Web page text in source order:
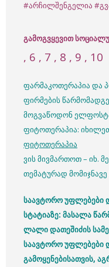
#არჩილშენგელია
გამოგვყევით
, 6 , 7 , 8 , 9 , 10
ფარმაკოთერაპია და
ფირმების
მოგვაწოდონ
ფიტოთერაპია:
ფიტოთერაპია
ვის მივმართოთ – იხ.
თემატურად მომიჯნავე
საავტორო უფლებები
სტატიაზე: მასალა
ლალი დათეშიძის
საავტორო უფლებები
გამოყენებისათვის,